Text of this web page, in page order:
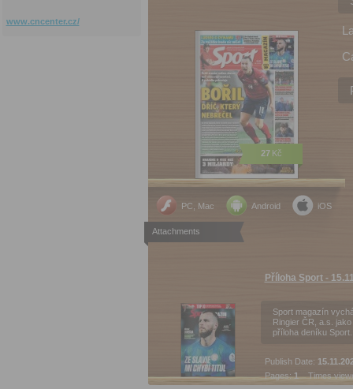
www.cncenter.cz/
PC, Mac Android iOS
27Kč
Attachments
Příloha Sport -
Sport magazín
Ringier ČR, a.s.
příloha deníku
Publish Date:
Pages:1Times